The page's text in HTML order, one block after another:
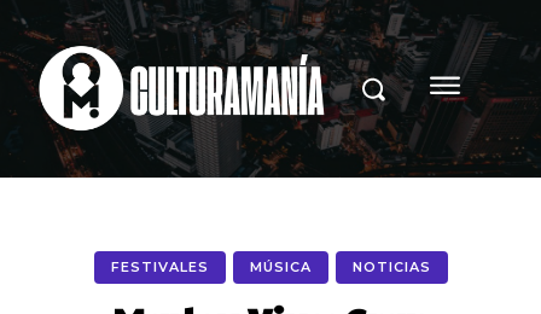
FESTIVALES MÚSICA NOTICIAS